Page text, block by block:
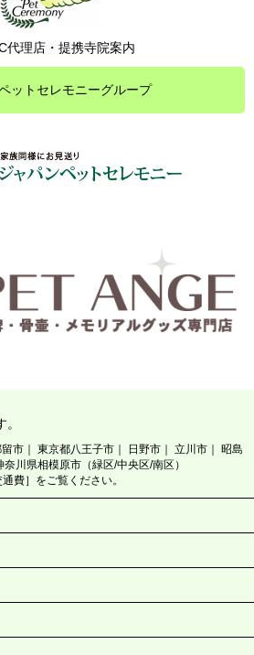
代理店・提携寺院案内
ットセレモニーグループ
留市 東京都八王子市 日野市 立川市
昭島
奈川県相模原市（緑区/中央区/南区）
費］をご覧ください。